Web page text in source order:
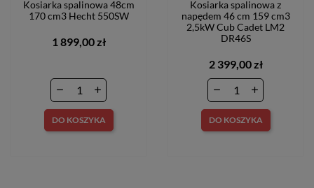
Kosiarka spalinowa 48cm
170 cm3 Hecht 550SW
1 899,00 zł
DO KOSZYKA
Kosiarka spalinowa z
napędem 46 cm 159 cm3
2,5kW Cub Cadet LM2
DR46S
2 399,00 zł
DO KOSZYKA